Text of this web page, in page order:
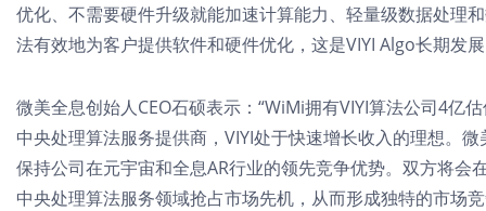
优化、不需要硬件升级就能加速计算能力、轻量级数据处理
法有效地为客户提供软件和硬件优化，这是VIYI Algo长期发
微美全息创始人CEO石硕表示：“WiMi拥有VIYI算法公司4亿
中央处理算法服务提供商，VIYI处于快速增长收入的理想。
保持公司在元宇宙和全息AR行业的领先竞争优势。双方将
中央处理算法服务领域抢占市场先机，从而形成独特的市场